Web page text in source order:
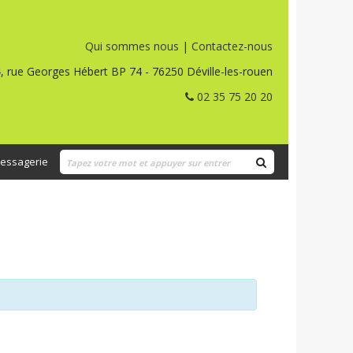
Qui sommes nous | Contactez-nous
rue Georges Hébert BP 74 - 76250 Déville-les-rouen
02 35 75 20 20